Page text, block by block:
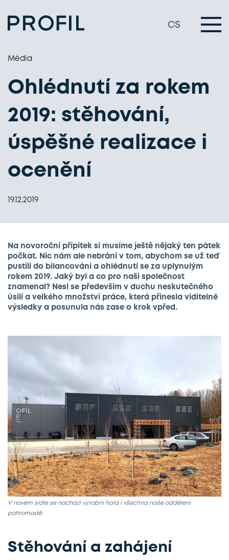
CS
Média
Ohlédnutí za rokem
2019: stěhování,
úspěšné realizace i
ocenění
19.12.2019
Na novoroční přípitek si musíme ještě nějaký ten pátek
počkat. Nic nám ale nebrání v tom, abychom se už teď
pustili do bilancování a ohlédnutí se za uplynulým
rokem 2019. Jaký byl a co pro naši společnost
znamenal? Nesl se především v duchu neskutečného
úsilí a velkého množství práce, která přinesla viditelné
výsledky a posunula nás zase o krok vpřed.
V novém sídle se nachází výrobní hala i všechna naše oddělení
pohromadě.
Stěhování a zahájení